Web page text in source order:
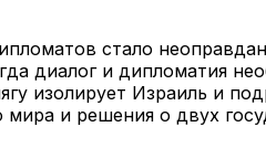
стало
диалог и дипломатия
изолирует Израиль и
и решения о двух